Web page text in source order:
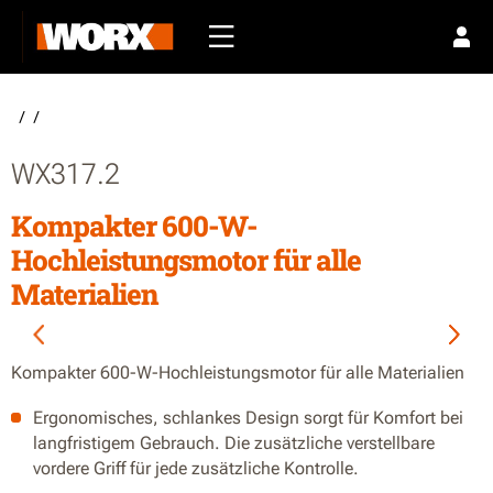
/ /
WX317.2
Kompakter 600-W-
Hochleistungsmotor für alle
Materialien
Kompakter 600-W-Hochleistungsmotor für alle Materialien
Ergonomisches, schlankes Design sorgt für Komfort bei
langfristigem Gebrauch. Die zusätzliche verstellbare
vordere Griff für jede zusätzliche Kontrolle.